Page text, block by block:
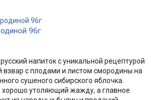
96г
напиток с уникальной рецептурой
взвар с плодами и листом смородины на
сушеного сибирского яблочка.
хорошо утоляющий жажду, а главное